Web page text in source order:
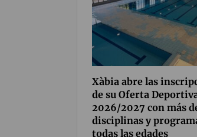
Xàbia abre las
de su Oferta
2026/2027 con más
disciplinas y
todas las edades